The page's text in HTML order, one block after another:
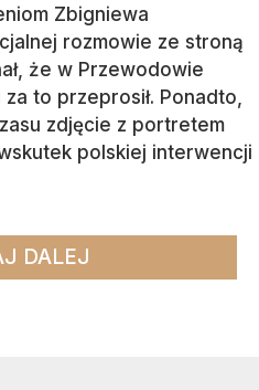
Zbigniewa
rozmowie ze stroną
że w Przewodowie
to przeprosił. Ponadto,
zdjęcie z portretem
polskiej interwencji
DALEJ